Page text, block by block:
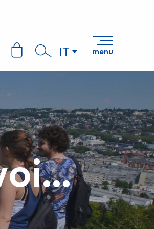
Ricerca
IT menu